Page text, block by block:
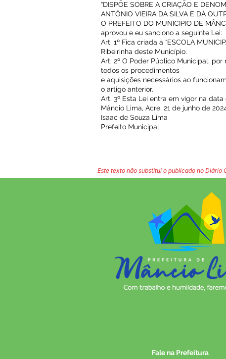
“DISPÕE SOBRE A CRIAÇÃO E
ANTÔNIO VIEIRA DA SILVA E DÁ
O PREFEITO DO MUNICIPIO DE
aprovou e eu sanciono a seguinte Lei:
Art. 1º Fica criada a “ESCOLA
Ribeirinha deste Município.
Art. 2º O Poder Público Municipal,
todos os procedimentos
e aquisições necessários ao
o artigo anterior.
Art. 3º Esta Lei entra em vigor na
Mâncio Lima, Acre, 21 de junho de
Isaac de Souza Lima
Prefeito Municipal
Este texto não substitui o publicado no
Fale na Prefeitura